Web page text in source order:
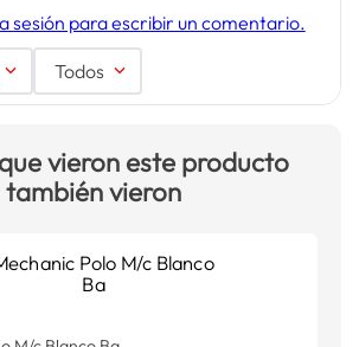
sesión para escribir un comentario.
Todos
vieron este producto
también vieron